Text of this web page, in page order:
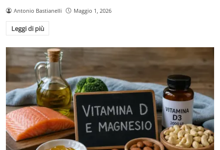
Antonio Bastianelli Maggio 1, 2026
Leggi di più